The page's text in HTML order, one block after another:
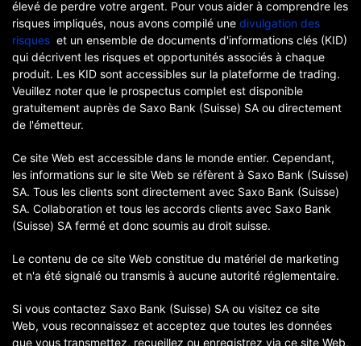
élevé de perdre votre argent. Pour vous aider à comprendre les
risques impliqués, nous avons compilé une divulgation des
risques et un ensemble de documents d'informations clés (KID)
qui décrivent les risques et opportunités associés à chaque
produit. Les KID sont accessibles sur la plateforme de trading.
Veuillez noter que le prospectus complet est disponible
gratuitement auprès de Saxo Bank (Suisse) SA ou directement
de l'émetteur.
Ce site Web est accessible dans le monde entier. Cependant,
les informations sur le site Web se réfèrent à Saxo Bank (Suisse)
SA. Tous les clients sont directement avec Saxo Bank (Suisse)
SA. Collaboration et tous les accords clients avec Saxo Bank
(Suisse) SA fermé et donc soumis au droit suisse.
Le contenu de ce site Web constitue du matériel de marketing
et n'a été signalé ou transmis à aucune autorité réglementaire.
Si vous contactez Saxo Bank (Suisse) SA ou visitez ce site
Web, vous reconnaissez et acceptez que toutes les données
que vous transmettez, recueillez ou enregistrez via ce site Web,